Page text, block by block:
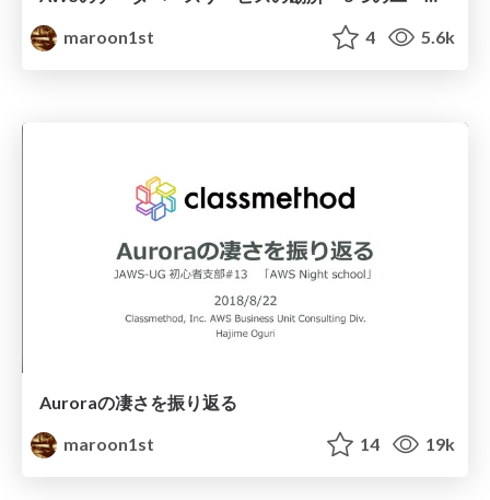
maroon1st
4 5.6k
Auroraの凄さを振り返る
maroon1st
14 19k